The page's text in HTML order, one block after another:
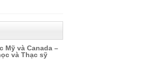
Mỹ và Canada –
và Thạc sỹ